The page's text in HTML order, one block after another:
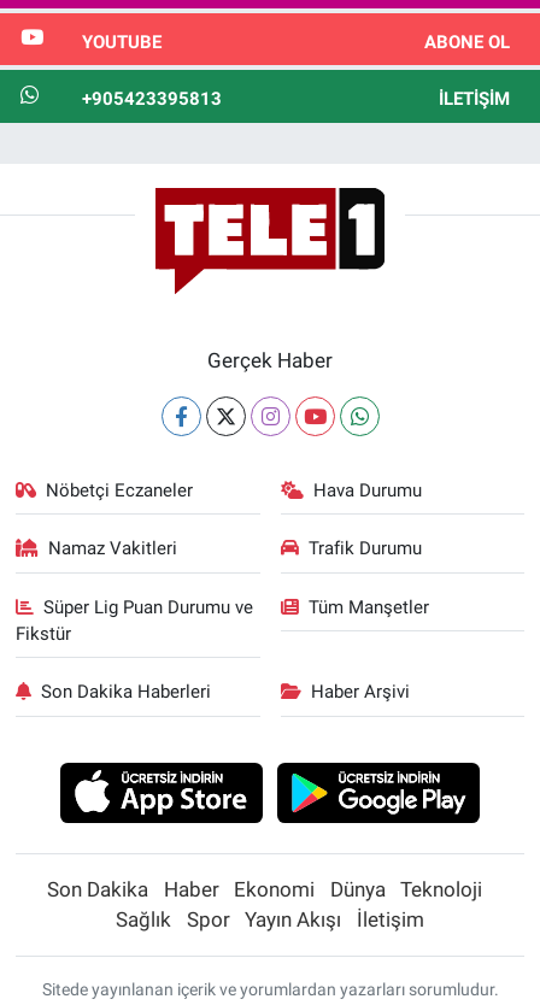
YOUTUBE ABONE OL
+905423395813 İLETIŞIM
Gerçek Haber
Nöbetçi Eczaneler Hava Durumu
Namaz Vakitleri Trafik Durumu
Süper Lig Puan Durumu ve
Fikstür
Tüm Manşetler
Son Dakika Haberleri Haber Arşivi
Son Dakika Haber Ekonomi Dünya
Teknoloji
Sağlık
Spor Yayın Akışı İletişim
Sitede yayınlanan içerik ve yorumlardan yazarları sorumludur.